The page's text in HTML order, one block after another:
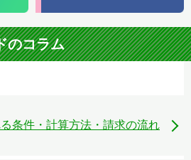
のコラム
条件・計算方法・請求の流れ